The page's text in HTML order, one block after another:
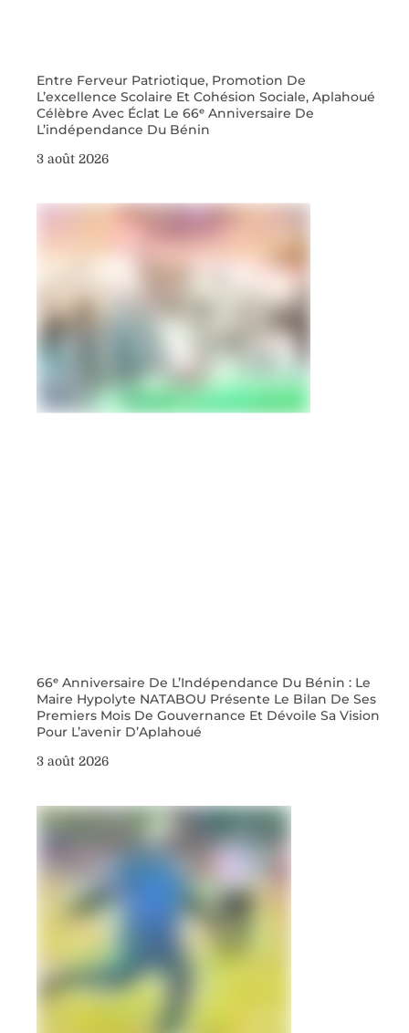
Entre Ferveur Patriotique, Promotion De
L’excellence Scolaire Et Cohésion Sociale, Aplahoué
Célèbre Avec Éclat Le 66ᵉ Anniversaire De
L’indépendance Du Bénin
3 août 2026
66ᵉ Anniversaire De L’Indépendance Du Bénin : Le
Maire Hypolyte NATABOU Présente Le Bilan De Ses
Premiers Mois De Gouvernance Et Dévoile Sa Vision
Pour L’avenir D’Aplahoué
3 août 2026